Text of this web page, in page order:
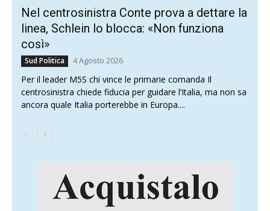
Nel centrosinistra Conte prova a dettare la
linea, Schlein lo blocca: «Non funziona
così»
Sud Politica 4 Agosto 2026
Per il leader M5S chi vince le primarie comanda Il
centrosinistra chiede fiducia per guidare l’Italia, ma non sa
ancora quale Italia porterebbe in Europa....